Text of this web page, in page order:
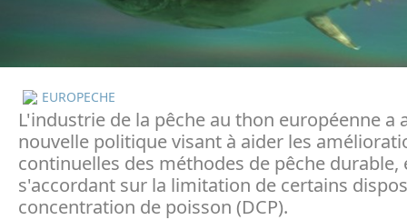
EUROPECHE
L'industrie de la pêche au thon européenne a
nouvelle politique visant à aider les
continuelles des méthodes de pêche durable,
s'accordant sur la limitation de certains
concentration de poisson (DCP).